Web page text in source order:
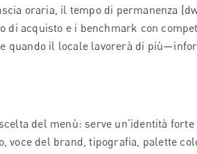
oraria, il tempo di permanenza
di acquisto e i benchmark con
quando il locale lavorerà di
del menù: serve un’identità forte
voce del brand, tipografia, palette